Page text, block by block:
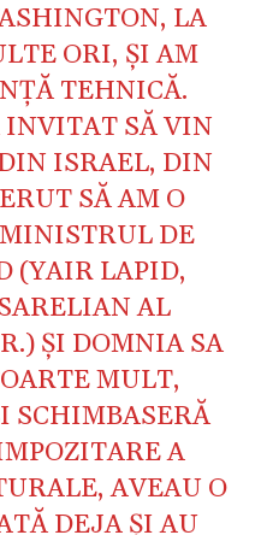
LA
ORI, ŞI AM
TEHNICĂ.
SĂ VIN
ISRAEL, DIN
SĂ AM O
DE
(YAIR LAPID,
AL
ŞI DOMNIA SA
MULT,
SCHIMBASERĂ
A
AVEAU O
DEJA ŞI AU